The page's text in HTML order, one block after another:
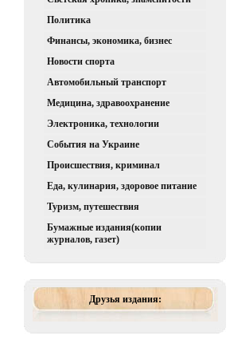
Политика
Финансы, экономика, бизнес
Новости спорта
Автомобильный транспорт
Медицина, здравоохранение
Электроника, технологии
События на Украине
Происшествия, криминал
Еда, кулинария, здоровое питание
Туризм, путешествия
Бумажные издания(копии
журналов, газет)
Друзья издания: